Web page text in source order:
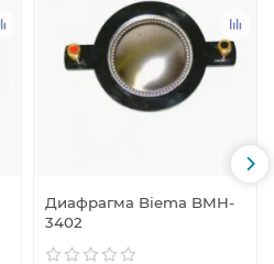
Диафрагма Biema BMH-
3402